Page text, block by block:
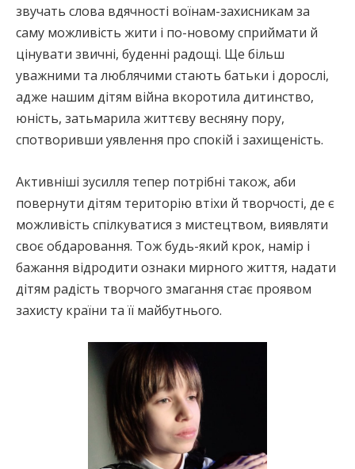
звучать слова вдячності воїнам-захисникам за
саму можливість жити і по-новому сприймати й
цінувати звичні, буденні радощі. Ще більш
уважними та люблячими стають батьки і дорослі,
адже нашим дітям війна вкоротила дитинство,
юність, затьмарила життєву весняну пору,
спотворивши уявлення про спокій і захищеність.
Активніші зусилля тепер потрібні також, аби
повернути дітям територію втіхи й творчості, де є
можливість спілкуватися з мистецтвом, виявляти
своє обдаровання. Тож будь-який крок, намір і
бажання відродити ознаки мирного життя, надати
дітям радість творчого змагання стає проявом
захисту країни та її майбутнього.